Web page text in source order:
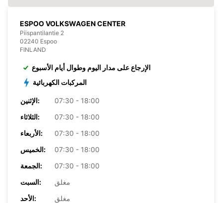
ESPOO VOLKSWAGEN CENTER
Piispantilantie 2
02240 Espoo
FINLAND
الإرجاع على مدار اليوم وطوال أيام الأسبوع
المركبات الكهربائية
الإثنين:
07:30 - 18:00
الثلاثاء:
07:30 - 18:00
الأربعاء:
07:30 - 18:00
الخميس:
07:30 - 18:00
الجمعة:
07:30 - 18:00
السبت:
مغلق
الأحد:
مغلق